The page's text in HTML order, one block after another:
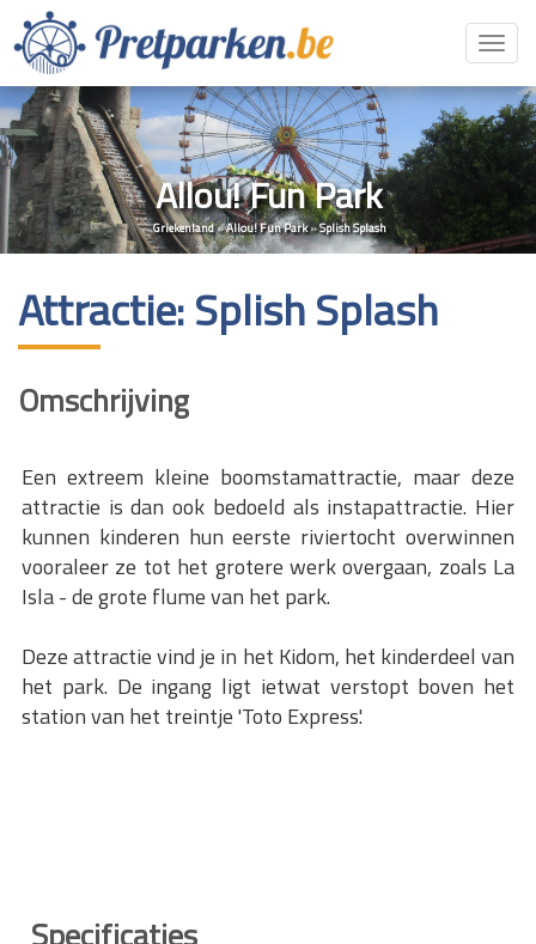
Allou! Fun Park
Griekenland»Allou! Fun Park»Splish Splash
Attractie: Splish Splash
Omschrijving
Een extreem kleine boomstamattractie, maar deze
attractie is dan ook bedoeld als instapattractie. Hier
kunnen kinderen hun eerste riviertocht overwinnen
vooraleer ze tot het grotere werk overgaan, zoals La
Isla - de grote flume van het park.
Deze attractie vind je in het Kidom, het kinderdeel van
het park. De ingang ligt ietwat verstopt boven het
station van het treintje 'Toto Express'.